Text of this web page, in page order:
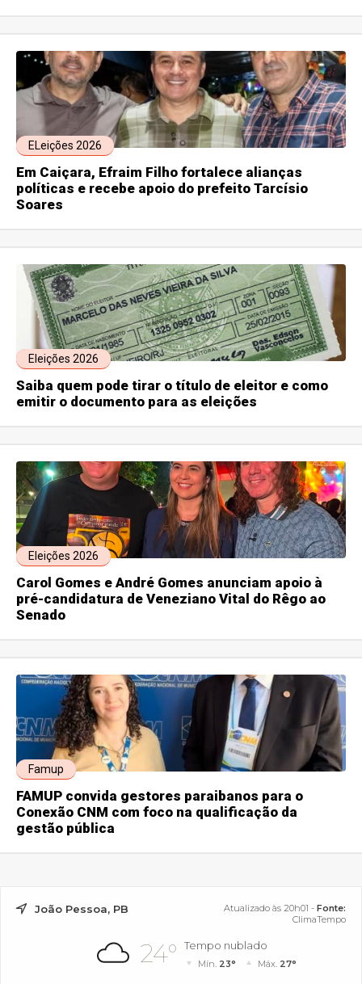
ELeições 2026
Em Caiçara, Efraim Filho fortalece alianças
políticas e recebe apoio do prefeito Tarcísio
Soares
Eleições 2026
Saiba quem pode tirar o título de eleitor e como
emitir o documento para as eleições
Eleições 2026
Carol Gomes e André Gomes anunciam apoio à
pré-candidatura de Veneziano Vital do Rêgo ao
Senado
Famup
FAMUP convida gestores paraibanos para o
Conexão CNM com foco na qualificação da
gestão pública
João Pessoa, PB Atualizado às 20h01 - Fonte:
ClimaTempo
24° Tempo nublado
Mín. 23° Máx. 27°